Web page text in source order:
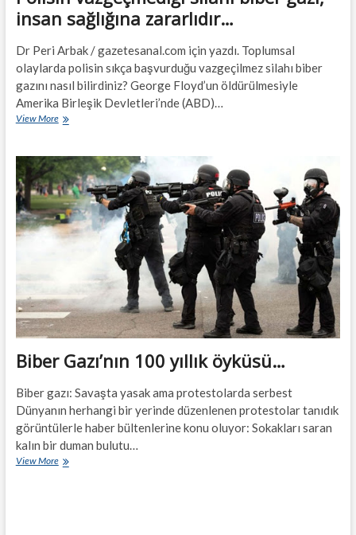
insan sağlığına zararlıdır…
Dr Peri Arbak / gazetesanal.com için yazdı. Toplumsal
olaylarda polisin sıkça başvurduğu vazgeçilmez silahı biber
gazını nasıl bilirdiniz? George Floyd’un öldürülmesiyle
Amerika Birleşik Devletleri’nde (ABD)…
View MorePolisin
biber
gazı,
insan
sağlığına
zararlıdır…
Biber Gazı’nın 100 yıllık öyküsü…
Biber gazı: Savaşta yasak ama protestolarda serbest
Dünyanın herhangi bir yerinde düzenlenen protestolar tanıdık
görüntülerle haber bültenlerine konu oluyor: Sokakları saran
kalın bir duman bulutu…
View MoreBiber